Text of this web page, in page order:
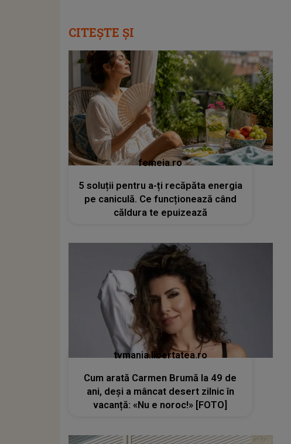
CITEȘTE ȘI
femeia.ro
5 soluții pentru a-ți recăpăta energia
pe caniculă. Ce funcționează când
căldura te epuizează
tvmania.libertatea.ro
Cum arată Carmen Brumă la 49 de
ani, deși a mâncat desert zilnic în
vacanță: «Nu e noroc!» [FOTO]